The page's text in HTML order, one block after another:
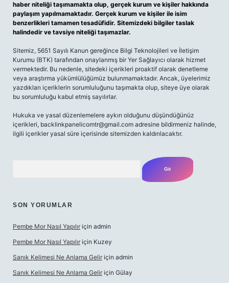
haber niteliği taşımamakta olup, gerçek kurum ve kişiler hakkında
paylaşım yapılmamaktadır. Gerçek kurum ve kişiler ile isim
benzerlikleri tamamen tesadüfidir. Sitemizdeki bilgiler taslak
halindedir ve tavsiye niteliği taşımazlar.
Sitemiz, 5651 Sayılı Kanun gereğince Bilgi Teknolojileri ve İletişim
Kurumu (BTK) tarafından onaylanmış bir Yer Sağlayıcı olarak hizmet
vermektedir. Bu nedenle, sitedeki içerikleri proaktif olarak denetleme
veya araştırma yükümlülüğümüz bulunmamaktadır. Ancak, üyelerimiz
yazdıkları içeriklerin sorumluluğunu taşımakta olup, siteye üye olarak
bu sorumluluğu kabul etmiş sayılırlar.
Hukuka ve yasal düzenlemelere aykırı olduğunu düşündüğünüz
içerikleri, backlinkpanelicomtr@gmail.com adresine bildirmeniz halinde,
ilgili içerikler yasal süre içerisinde sitemizden kaldırılacaktır.
SON YORUMLAR
Pembe Mor Nasıl Yapılır için admin
Pembe Mor Nasıl Yapılır için Kuzey
Sanık Kelimesi Ne Anlama Gelir için admin
Sanık Kelimesi Ne Anlama Gelir için Gülay